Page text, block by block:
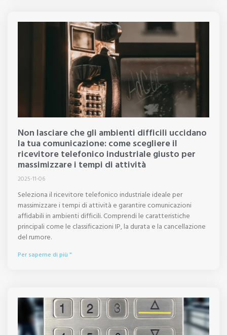
Non lasciare che gli ambienti difficili uccidano
la tua comunicazione: come scegliere il
ricevitore telefonico industriale giusto per
massimizzare i tempi di attività
2025-11-06
Seleziona il ricevitore telefonico industriale ideale per
massimizzare i tempi di attività e garantire comunicazioni
affidabili in ambienti difficili. Comprendi le caratteristiche
principali come le classificazioni IP, la durata e la cancellazione
del rumore.
Per saperne di più "